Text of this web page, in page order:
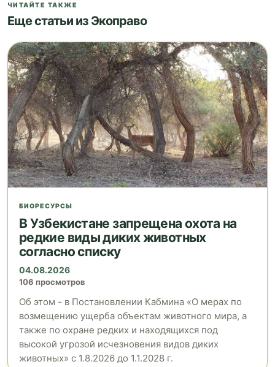
ЧИТАЙТЕ ТАКЖЕ
Еще статьи из Экоправо
БИОРЕСУРСЫ
В Узбекистане запрещена охота на
редкие виды диких животных
согласно списку
04.08.2026
106 просмотров
Об этом - в Постановлении Кабмина «О мерах по
возмещению ущерба объектам животного мира, а
также по охране редких и находящихся под
высокой угрозой исчезновения видов диких
животных» с 1.8.2026 до 1.1.2028 г.